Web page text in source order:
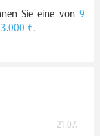
Sie eine von 9
€.
21.07.